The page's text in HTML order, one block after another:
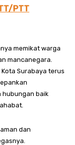
PTT
memikat warga
mancanegara.
Surabaya terus
hubungan baik
dan